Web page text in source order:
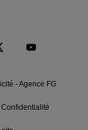
- Agence FG
Confidentialité